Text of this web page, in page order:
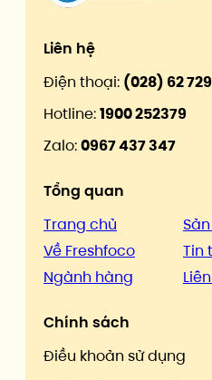
Liên hệ
Điện thoại: (028) 62
Hotline:1900 252379
Zalo:0967 437 347
Tổng quan
Trang chủ
Về Freshfoco
Ngành hàng
Tin
Chính sách
Điều khoản sử dụng